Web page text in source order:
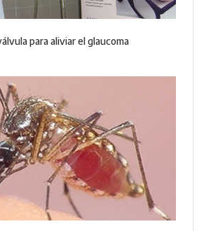
para aliviar el glaucoma